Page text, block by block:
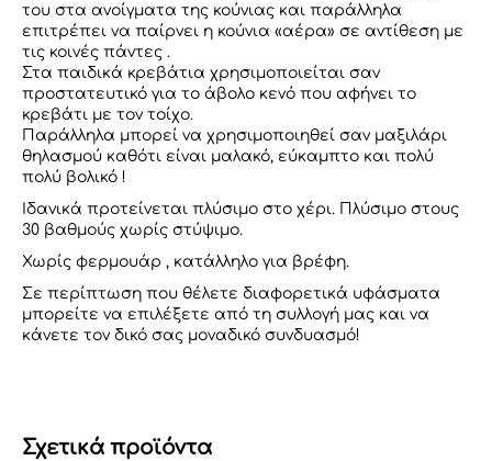
του στα ανοίγματα της κούνιας και παράλληλα
επιτρέπει να παίρνει η κούνια «αέρα» σε αντίθεση με
τις κοινές πάντες .
Στα παιδικά κρεβάτια χρησιμοποιείται σαν
προστατευτικό για το άβολο κενό που αφήνει το
κρεβάτι με τον τοίχο.
Παράλληλα μπορεί να χρησιμοποιηθεί σαν μαξιλάρι
θηλασμού καθότι είναι μαλακό, εύκαμπτο και πολύ
πολύ βολικό !
Ιδανικά προτείνεται πλύσιμο στο χέρι. Πλύσιμο στους
30 βαθμούς χωρίς στύψιμο.
Χωρίς φερμουάρ , κατάλληλο για βρέφη.
Σε περίπτωση που θέλετε διαφορετικά υφάσματα
μπορείτε να επιλέξετε από τη συλλογή μας και να
κάνετε τον δικό σας μοναδικό συνδυασμό!
Σχετικά προϊόντα